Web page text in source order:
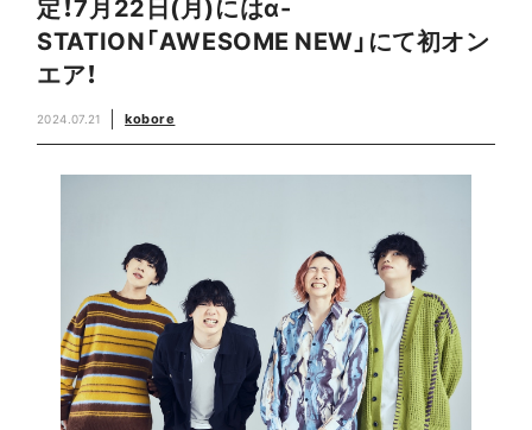
STATION「AWESOME NEW」にて初オン
エア！
2024.07.21 kobore